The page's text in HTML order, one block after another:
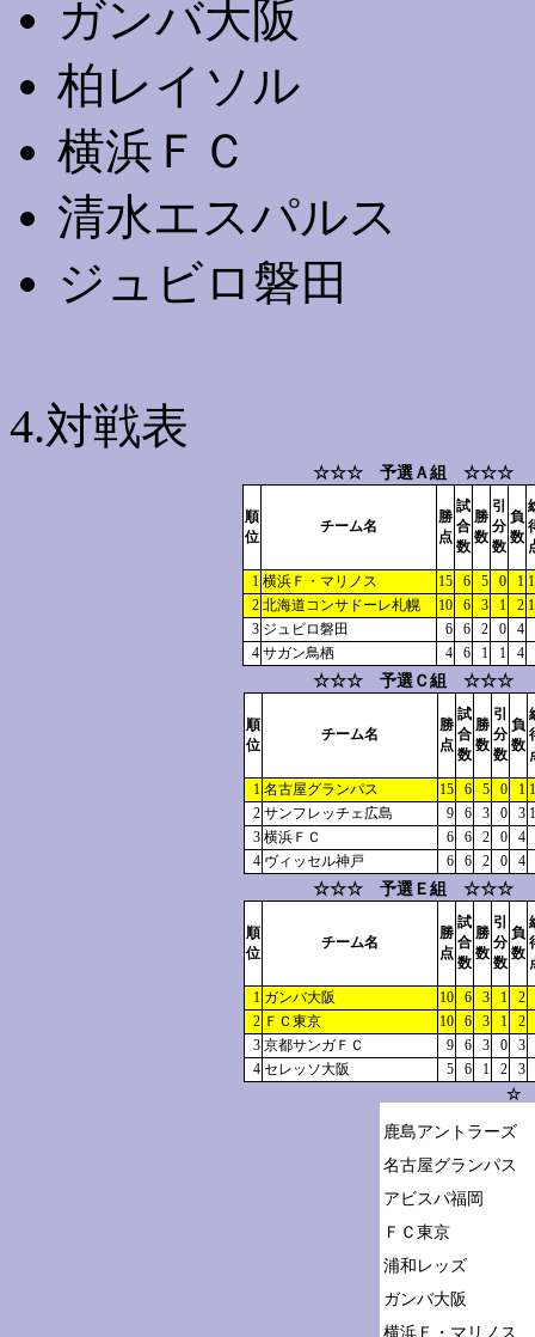
ガンバ大阪
柏レイソル
横浜ＦＣ
清水エスパルス
ジュビロ磐田
4.対戦表
☆☆☆ 予選Ａ組 ☆☆☆
順
位
チーム名
勝
点
試
合
数
勝
数
引
分
数
負
数
1 横浜Ｆ・マリノス 15 6 5 0 1
2 北海道コンサドーレ札幌 10 6 3 1 2
3 ジュビロ磐田 6 6 2 0 4
4 サガン鳥栖 4 6 1 1 4
☆☆☆ 予選Ｃ組 ☆☆☆
順
位
チーム名
勝
点
試
合
数
勝
数
引
分
数
負
数
1 名古屋グランパス 15 6 5 0 1
2 サンフレッチェ広島 9 6 3 0 3
3 横浜ＦＣ 6 6 2 0
4
4 ヴィッセル神戸 6 6 2 0 4
☆☆☆ 予選Ｅ組 ☆☆☆
順
位
チーム名
勝
点
試
合
数
勝
数
引
分
数
負
数
1 ガンバ大阪 10 6 3 1
2
2 ＦＣ東京 10 6 3 1
2
3 京都サンガＦＣ 9 6 3 0
3
4 セレッソ大阪 5 6 1 2
3
☆
鹿島アントラーズ
名古屋グランパス
アビスパ福岡
ＦＣ東京
浦和レッズ
ガンバ大阪
横浜Ｆ・マリノス